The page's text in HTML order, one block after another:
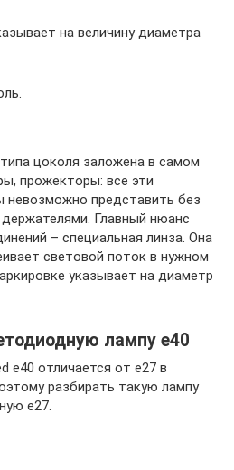
на величину диаметра
цоколя заложена в самом
прожекторы: все эти
невозможно представить без
Главный нюанс
– специальная линза. Она
световой поток в нужном
указывает на диаметр
лампу e40
e40 отличается от е27 в
разбирать такую лампу
е27.